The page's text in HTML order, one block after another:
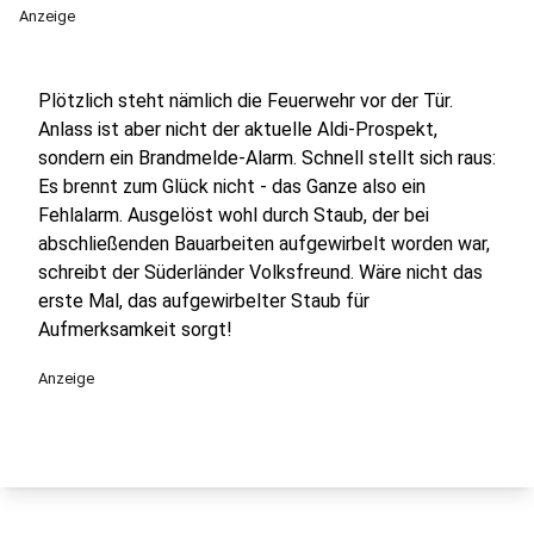
Anzeige
Plötzlich steht nämlich die Feuerwehr vor der Tür.
Anlass ist aber nicht der aktuelle Aldi-Prospekt,
sondern ein Brandmelde-Alarm. Schnell stellt sich raus:
Es brennt zum Glück nicht - das Ganze also ein
Fehlalarm. Ausgelöst wohl durch Staub, der bei
abschließenden Bauarbeiten aufgewirbelt worden war,
schreibt der Süderländer Volksfreund. Wäre nicht das
erste Mal, das aufgewirbelter Staub für
Aufmerksamkeit sorgt!
Anzeige